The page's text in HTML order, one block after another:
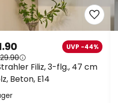
Filiz, 3-flg., 47 cm
Beton, E14
UVP -44%